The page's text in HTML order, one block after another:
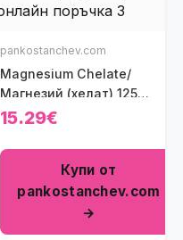
pankostanchev.com
Magnesium Chelate/
Магнезий (хелат) 125
mg х 90 капсули
15.29€
Купи от
pankostanchev.com
→